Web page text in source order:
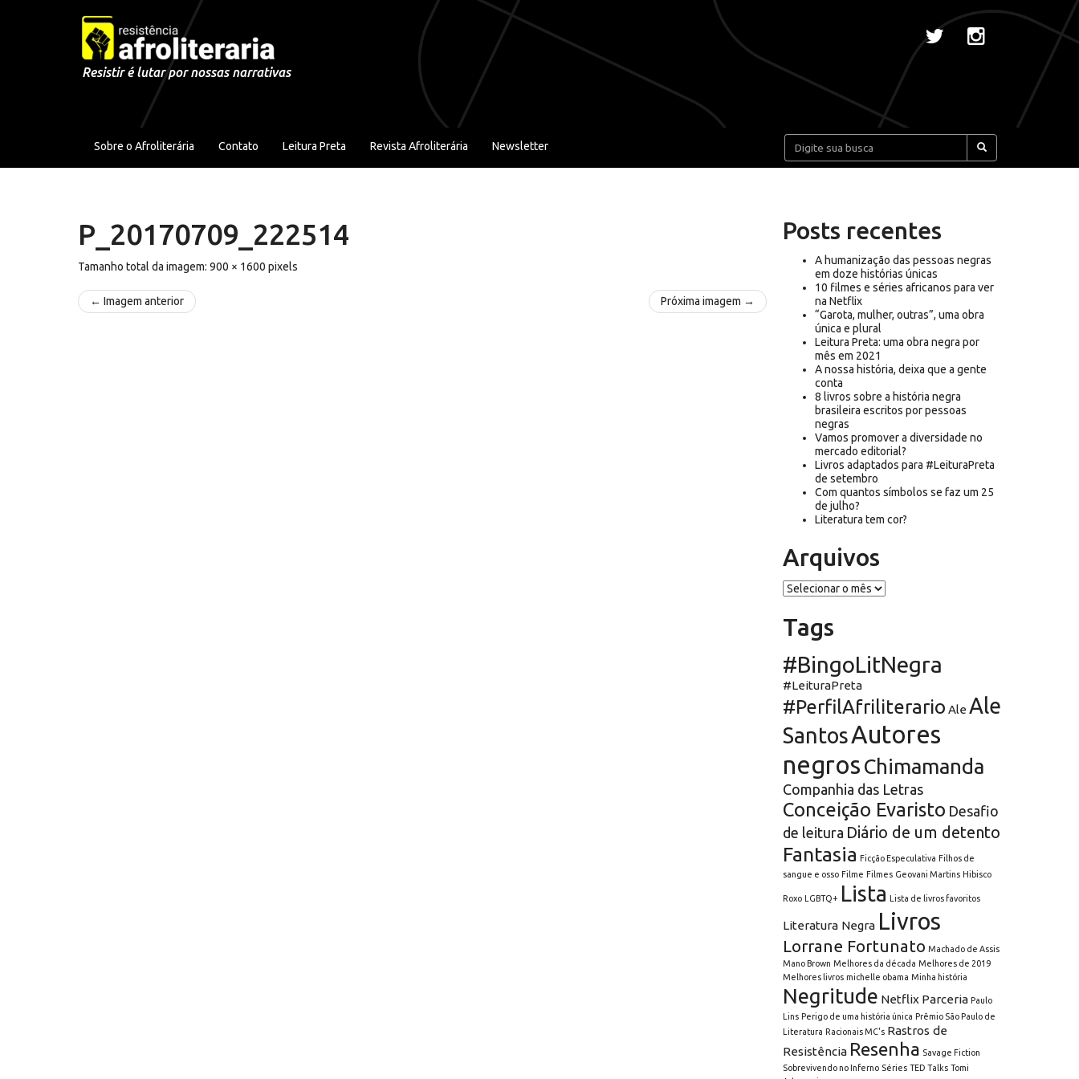
Pular para o conteúdo
Resistir é lutar por nossas narrativas
Sobre o Afroliterária Contato Leitura Preta Revista Afroliterária Newsletter Pesquisar:
P_20170709_222514
Tamanho total da imagem: 900 × 1600 pixels
← Imagem anterior Próxima imagem →
Posts recentes
A humanização das pessoas negras
em doze histórias únicas
10 filmes e séries africanos para ver
na Netflix
“Garota, mulher, outras”, uma obra
única e plural
Leitura Preta: uma obra negra por
mês em 2021
A nossa história, deixa que a gente
conta
8 livros sobre a história negra
brasileira escritos por pessoas
negras
Vamos promover a diversidade no
mercado editorial?
Livros adaptados para #LeituraPreta
de setembro
Com quantos símbolos se faz um 25
de julho?
Literatura tem cor?
Arquivos
Arquivos
Tags
#BingoLitNegra
#LeituraPreta
#PerfilAfriliterario Ale Ale
SantosAutores
negros Chimamanda
Companhia das Letras
Conceição Evaristo Desafio
de leitura Diário de um detento
Fantasia Ficção Especulativa Filhos de
sangue e osso Filme Filmes Geovani Martins Hibisco
Roxo LGBTQ+ Lista Lista de livros favoritos
Literatura Negra Livros
Lorrane Fortunato Machado de Assis
Mano Brown Melhores da década Melhores de 2019
Melhores livros michelle obama Minha história
Negritude Netflix Parceria Paulo
Lins Perigo de uma história única Prêmio São Paulo de
Literatura Racionais MC's Rastros de
Resistência Resenha Savage Fiction
Sobrevivendo no Inferno Séries TED Talks Tomi